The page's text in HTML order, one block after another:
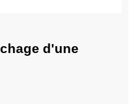
d'une